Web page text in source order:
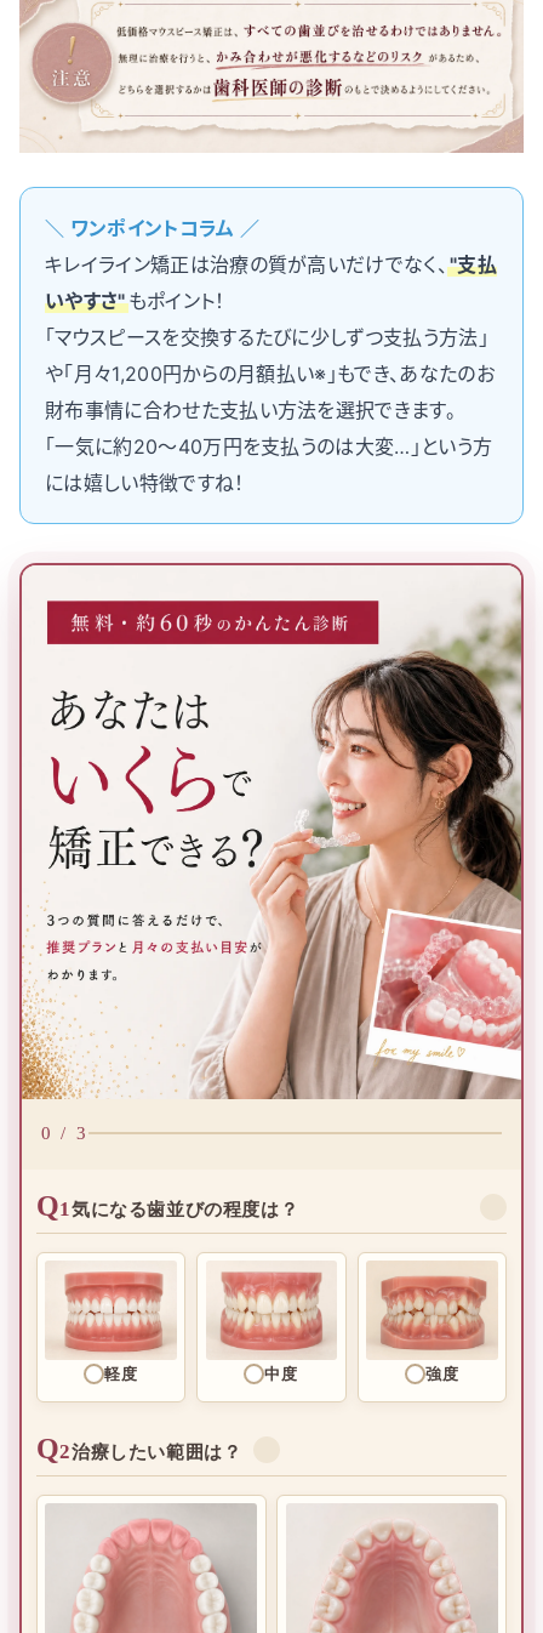
＼ ワンポイントコラム ／
キレイライン矯正は治療の質が高いだけでなく、"支払
いやすさ"もポイント！
「マウスピースを交換するたびに少しずつ支払う方法」
や「月々1,200円からの月額払い※」もでき、あなたのお
財布事情に合わせた支払い方法を選択できます。
「一気に約20〜40万円を支払うのは大変…」という方
には嬉しい特徴ですね！
0 / 3
Q1 気になる歯並びの程度は？
軽度 中度 強度
Q2治療したい範囲は？